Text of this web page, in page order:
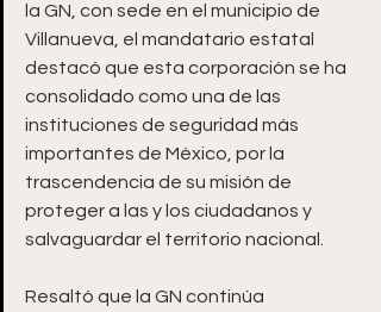
la GN, con sede en el municipio de
Villanueva, el mandatario estatal
destacó que esta corporación se ha
consolidado como una de las
instituciones de seguridad más
importantes de México, por la
trascendencia de su misión de
proteger a las y los ciudadanos y
salvaguardar el territorio nacional.
Resaltó que la GN continúa